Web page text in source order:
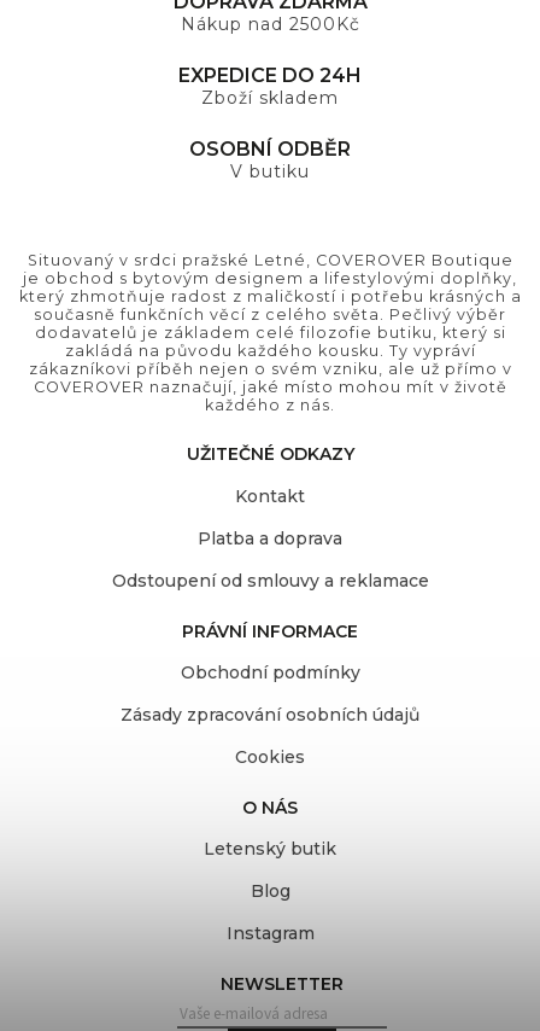
Nákup nad 2500Kč
EXPEDICE DO 24H
Zboží skladem
OSOBNÍ ODBĚR
V butiku
Situovaný v srdci pražské Letné, COVEROVER Boutique
je obchod s bytovým designem a lifestylovými doplňky,
který zhmotňuje radost z maličkostí i potřebu krásných a
současně funkčních věcí z celého světa. Pečlivý výběr
dodavatelů je základem celé filozofie butiku, který si
zakládá na původu každého kousku. Ty vypráví
zákazníkovi příběh nejen o svém vzniku, ale už přímo v
COVEROVER naznačují, jaké místo mohou mít v životě
každého z nás.
UŽITEČNÉ ODKAZY
Kontakt
Platba a doprava
Odstoupení od smlouvy a reklamace
PRÁVNÍ INFORMACE
Obchodní podmínky
Zásady zpracování osobních údajů
Cookies
O NÁS
Letenský butik
Blog
Instagram
NEWSLETTER